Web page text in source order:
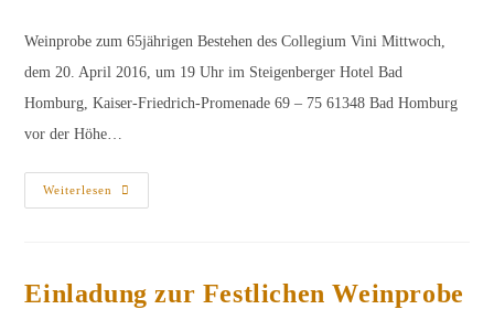
Weinprobe zum 65jährigen Bestehen des Collegium Vini Mittwoch,
dem 20. April 2016, um 19 Uhr im Steigenberger Hotel Bad
Homburg, Kaiser-Friedrich-Promenade 69 – 75 61348 Bad Homburg
vor der Höhe…
Weiterlesen
Grosse
Gewächse
Einladung zur Festlichen Weinprobe